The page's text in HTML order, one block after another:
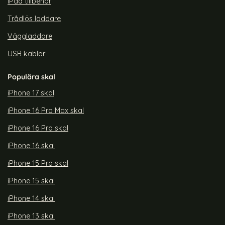
Trådlös laddare
Väggladdare
USB kablar
Populära skal
iPhone 17 skal
iPhone 16 Pro Max skal
iPhone 16 Pro skal
iPhone 16 skal
iPhone 15 Pro skal
iPhone 15 skal
iPhone 14 skal
iPhone 13 skal